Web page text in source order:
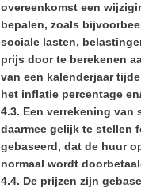
overeenkomst een
bepalen, zoals
sociale lasten,
prijs door te berekenen
van een kalenderjaar
het inflatie percentage
4.3. Een verrekening
daarmee gelijk te stellen
gebaseerd, dat de huur
normaal wordt
4.4. De prijzen zijn